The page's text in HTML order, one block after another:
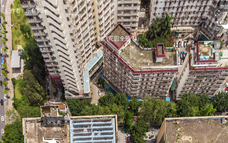
创作者：乐有家网
旭飞花园全景